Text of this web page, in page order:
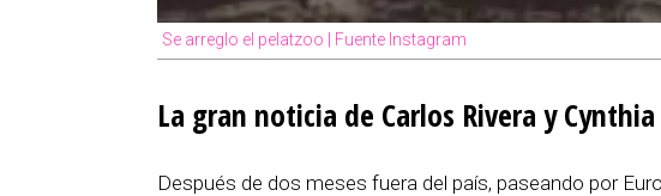
Se arreglo el pelatzoo | Fuente Instagram
La gran noticia de Carlos Rivera y
Después de dos meses fuera del país, paseando por